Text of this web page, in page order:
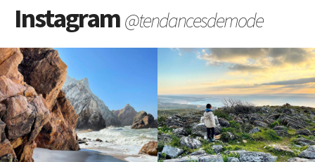
Instagram@tendancesdemode